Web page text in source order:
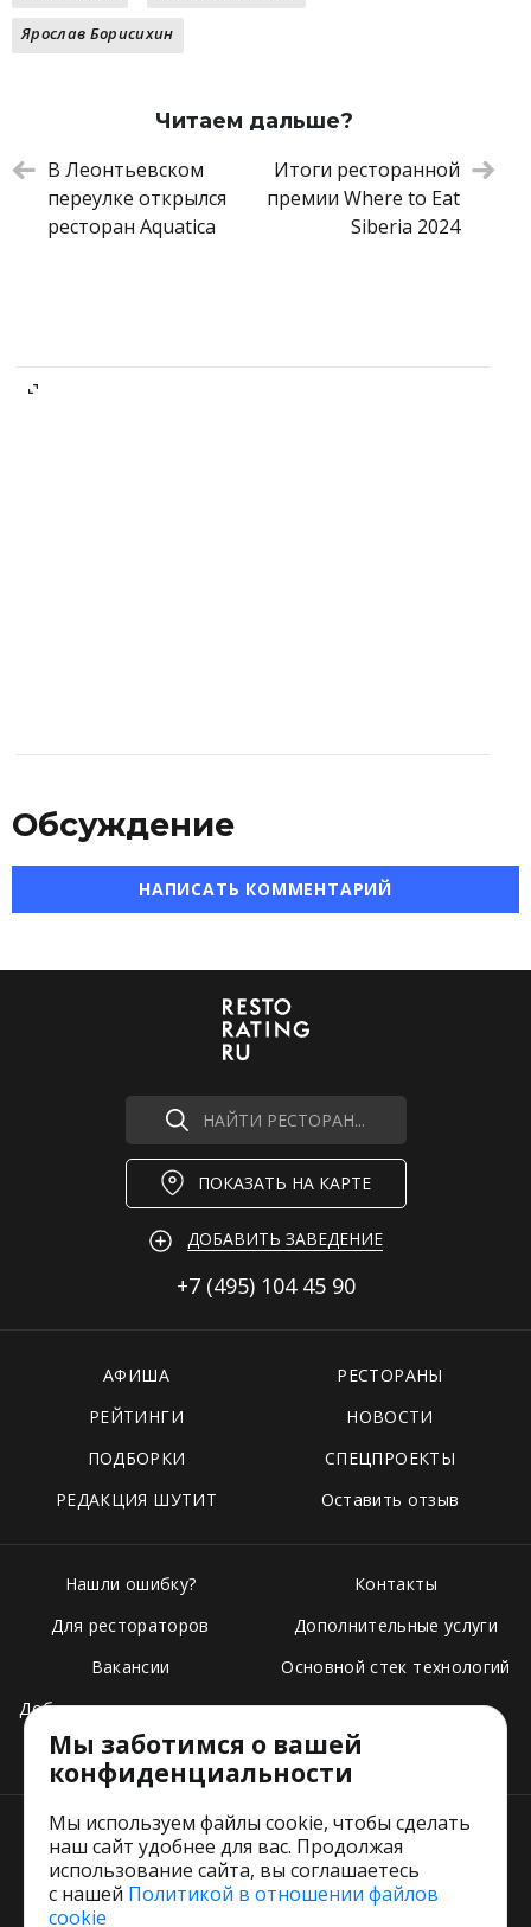
Суп с морепродуктами
«Пармезан»
Филе миньон в стиле «Турнедо
Россини» и паста орекьетте
3 900 ₽
Осьминог на гриле с сальсой верде и
Ярослав Борисихин
Читаем дальше?
В Леонтьевском
переулке открылся
ресторан Aquatica
Итоги ресторанной
премии Where to Eat
Siberia 2024
Обсуждение
НАПИСАТЬ КОММЕНТАРИЙ
НАЙТИ РЕСТОРАН...
ПОКАЗАТЬ НА КАРТЕ
ДОБАВИТЬ ЗАВЕДЕНИЕ
+7 (495) 104 45 90
АФИША
РЕСТОРАНЫ
РЕЙТИНГИ
НОВОСТИ
ПОДБОРКИ
СПЕЦПРОЕКТЫ
РЕДАКЦИЯ ШУТИТ
Оставить отзыв
Нашли ошибку?
Для рестораторов
Вакансии
Добавить свое заведение
Тарифы
Контакты
Дополнительные услуги
Основной стек технологий
Пользовательское соглашение
Мы заботимся о вашей
конфиденциальности
Мы используем файлы cookie, чтобы сделать
наш сайт удобнее для вас. Продолжая
использование сайта, вы соглашаетесь
с нашей Политикой в отношении файлов
cookie